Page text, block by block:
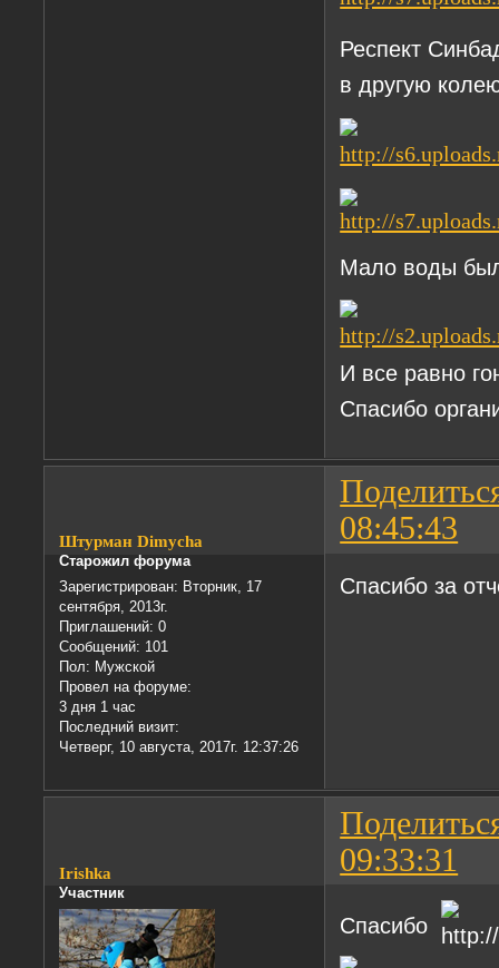
Респект
в другую
Мало воды
И все равно
Спасибо
08:45:43
Штурман Dimychа
Старожил форума
Зарегистрирован: Вторник, 17
сентября, 2013г.
Приглашений: 0
Сообщений: 101
Пол: Мужской
Провел на форуме:
3 дня 1 час
Последний визит:
Четверг, 10 августа, 2017г. 12:37:26
Спасибо за
09:33:31
Irishka
Участник
Спасибо